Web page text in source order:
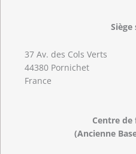
Siège
37 Av. des Cols Verts
44380 Pornichet
France
Centre
(Ancienne